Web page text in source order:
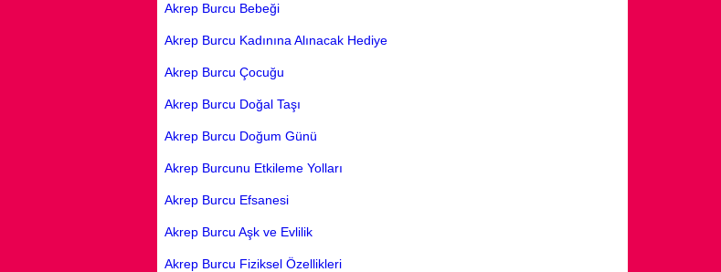
Akrep Burcu Bebeği
Akrep Burcu Kadınına Alınacak Hediye
Akrep Burcu Çocuğu
Akrep Burcu Doğal Taşı
Akrep Burcu Doğum Günü
Akrep Burcunu Etkileme Yolları
Akrep Burcu Efsanesi
Akrep Burcu Aşk ve Evlilik
Akrep Burcu Fiziksel Özellikleri